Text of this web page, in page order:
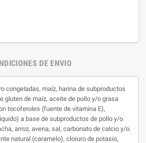
DE ENVIO
congeladas, maíz, harina de subproductos
gluten de maíz, aceite de pollo y/o grasa
tocoferoles (fuente de vitamina E),
a base de subproductos de pollo y/o
arroz, avena, sal, carbonato de calcio y/o
natural (caramelo), cloruro de potasio,